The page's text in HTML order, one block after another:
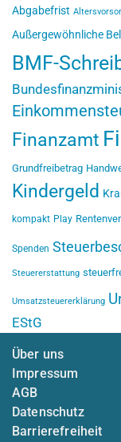
Abgabefrist
Außergewöhnliche
BMF-
Finanzamt
Grundfreibetrag
Kindergeld
kompakt Play
Spenden
Steuererstattung
Umsatzsteuererklärung
EStG
Über uns
Impressum
AGB
Datenschutz
Barrierefreiheit